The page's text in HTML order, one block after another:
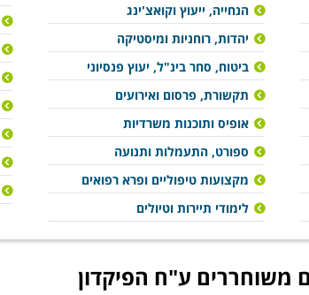
הנחייה, ייעוץ וקואצ'ינג
יהדות, רוחניות ומיסטיקה
ביטוח, סחר בינ"ל, יעוץ פנסיוני
תקשורת, פרסום ואירועים
אופיס ותוכנות משרדיות
ספורט, התעמלות ותנועה
מקצועות טיפוליים ופרא רפואים
לימודי תיירות וטיולים
משוחררים ע"ח הפיקדון